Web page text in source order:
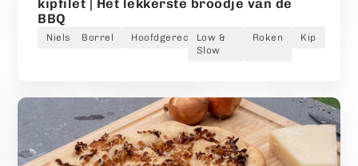
BBQ
Niels Borrel HoofdgerechtLow &
Slow
Roken Kip